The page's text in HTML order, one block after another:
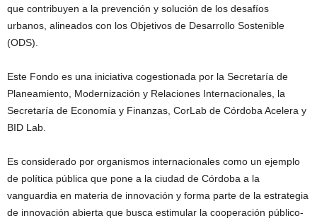
que contribuyen a la prevención y solución de los desafíos
urbanos, alineados con los Objetivos de Desarrollo Sostenible
(ODS).
Este Fondo es una iniciativa cogestionada por la Secretaría de
Planeamiento, Modernización y Relaciones Internacionales, la
Secretaría de Economía y Finanzas, CorLab de Córdoba Acelera y
BID Lab.
Es considerado por organismos internacionales como un ejemplo
de política pública que pone a la ciudad de Córdoba a la
vanguardia en materia de innovación y forma parte de la estrategia
de innovación abierta que busca estimular la cooperación público-